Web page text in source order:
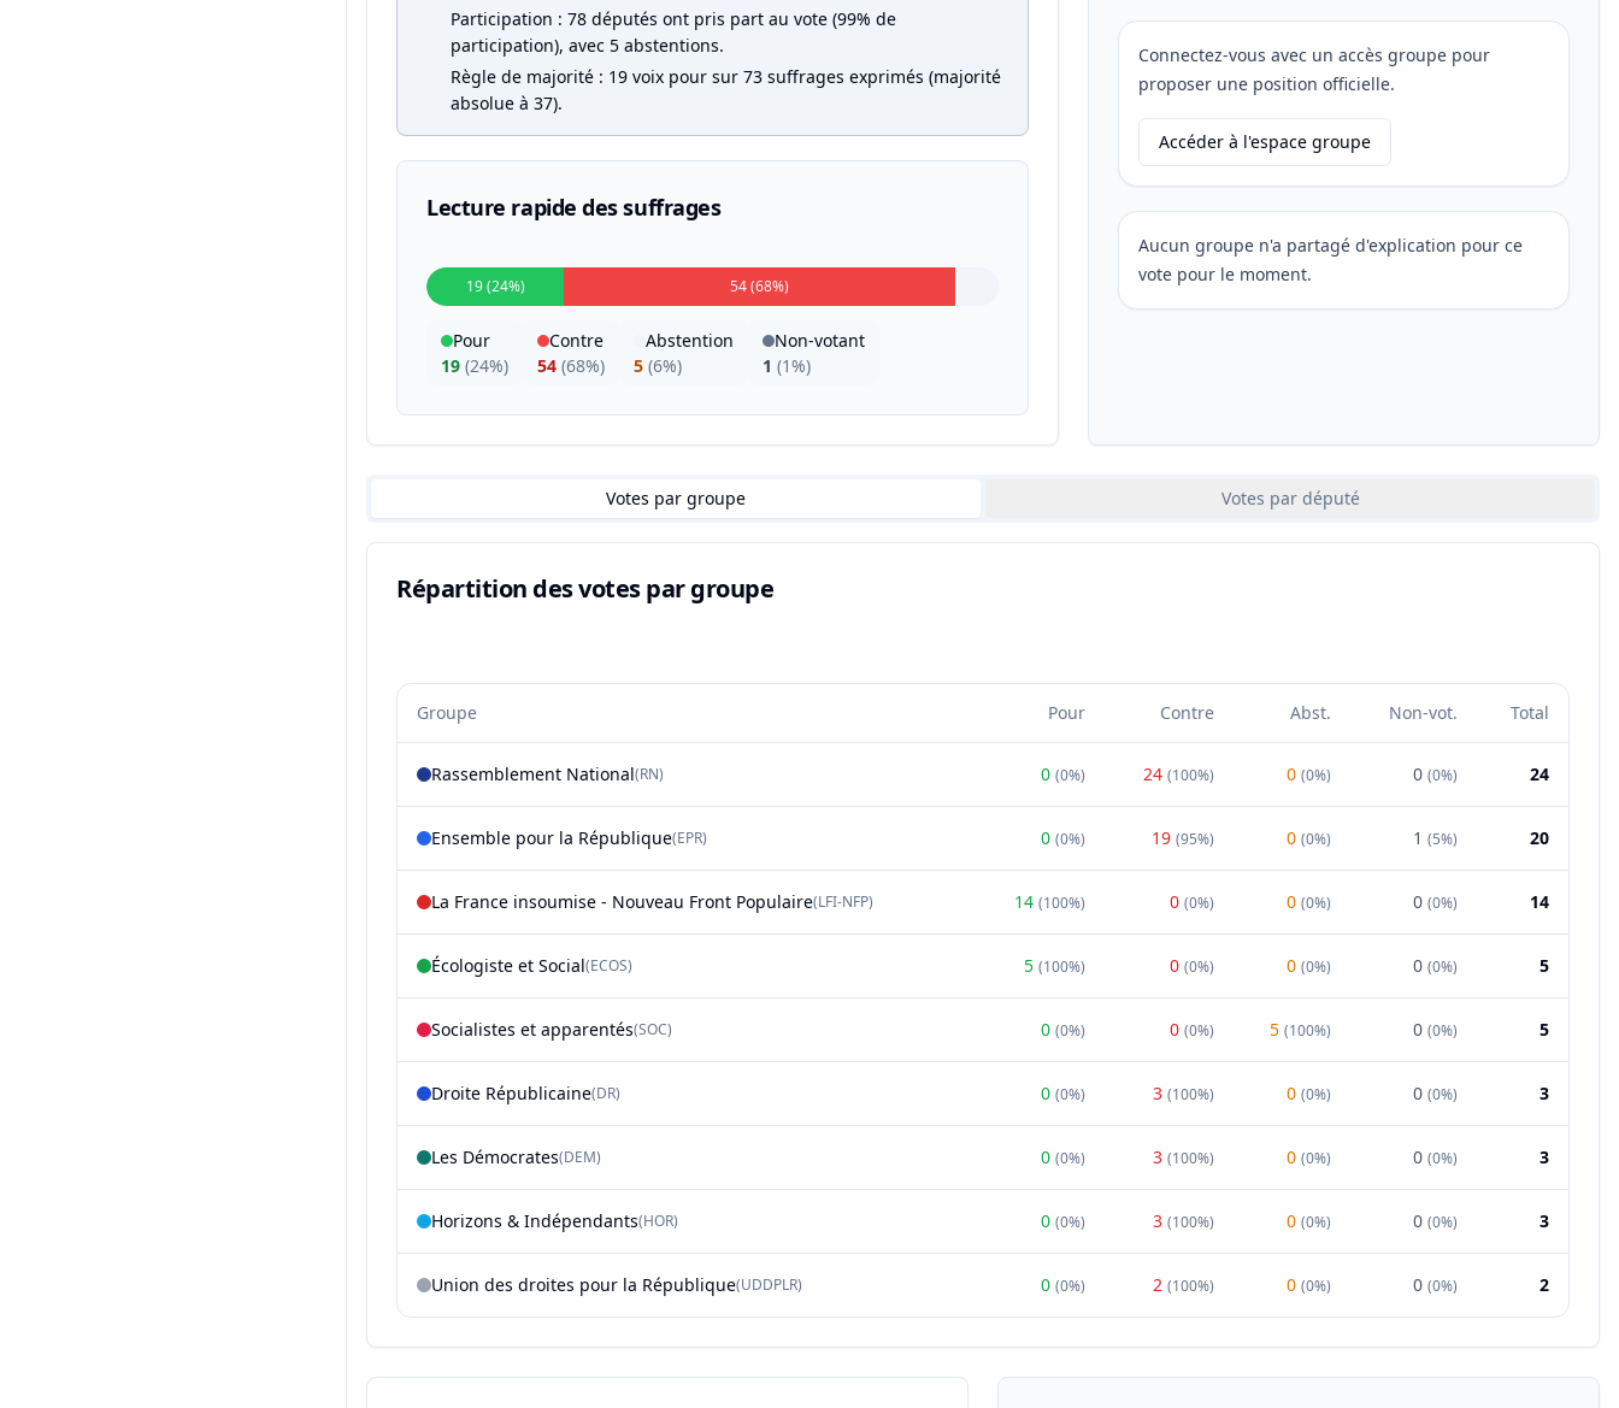
Participation : 78 députés ont pris part au vote (99% de
participation), avec 5 abstentions.
Règle de majorité : 19 voix pour sur 73 suffrages exprimés (majorité
absolue à 37).
Lecture rapide des suffrages
19 (24%) 54 (68%)
Pour
19 (24%)
Contre
54 (68%)
Abstention
5 (6%)
Non-votant
1 (1%)
Connectez-vous avec un accès groupe pour
proposer une position officielle.
Accéder à l'espace groupe
Aucun groupe n'a partagé d'explication pour ce
vote pour le moment.
Votes par groupe Votes par député
Répartition des votes par groupe
Groupe Pour Contre Abst. Non-vot. Total
Rassemblement National(RN) 0 (0%) 24 (100%) 0 (0%) 0 (0%) 24
Ensemble pour la République(EPR) 0 (0%) 19 (95%) 0 (0%) 1 (5%) 20
La France insoumise - Nouveau Front Populaire(LFI-NFP) 14 (100%) 0 (0%) 0 (0%) 0 (0%) 14
Écologiste et Social(ECOS) 5 (100%) 0 (0%) 0 (0%) 0 (0%) 5
Socialistes et apparentés(SOC) 0 (0%) 0 (0%) 5 (100%) 0 (0%) 5
Droite Républicaine(DR) 0 (0%) 3 (100%) 0 (0%) 0 (0%) 3
Les Démocrates(DEM) 0 (0%) 3 (100%) 0 (0%) 0 (0%) 3
Horizons & Indépendants(HOR) 0 (0%) 3 (100%) 0 (0%) 0 (0%) 3
Union des droites pour la République(UDDPLR) 0 (0%) 2 (100%) 0 (0%) 0 (0%) 2